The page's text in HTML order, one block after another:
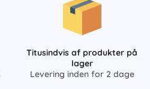
Titusindvis af produkter på
lager
Levering inden for 2 dage